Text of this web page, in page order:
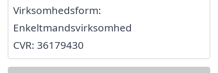
Virksomhedsform:
Enkeltmandsvirksomhed
CVR: 36179430